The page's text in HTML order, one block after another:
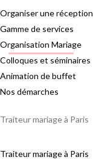
Organiser une réception
Gamme de services
Organisation Mariage
Colloques et séminaires
Animation de buffet
Nos démarches
Traiteur mariage à Paris
Traiteur mariage à Paris